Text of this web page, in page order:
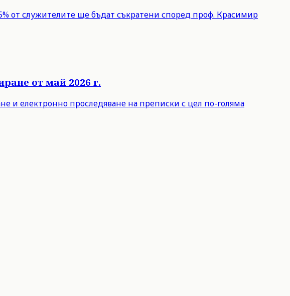
от служителите ще бъдат съкратени според проф. Красимир
от май 2026 г.
и електронно проследяване на преписки с цел по-голяма